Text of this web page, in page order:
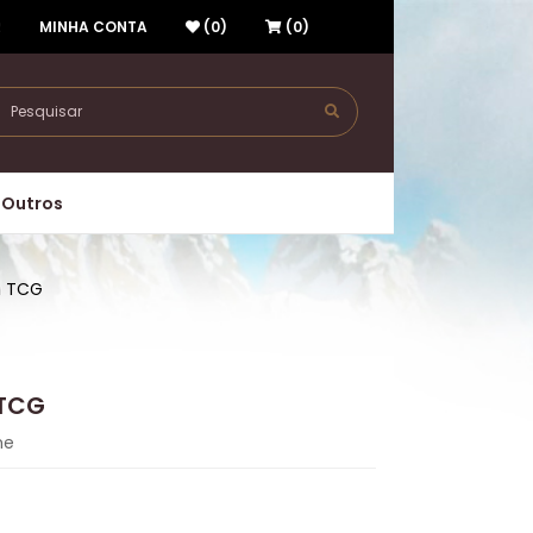
MINHA CONTA (0) (0)
Outros